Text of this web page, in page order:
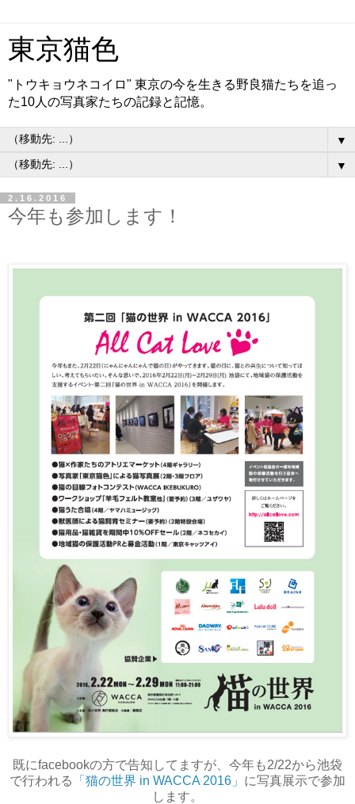
東京猫色
"トウキョウネコイロ" 東京の今を生きる野良猫たちを追っ
た10人の写真家たちの記録と記憶。
▼
▼
2.16.2016
今年も参加します！
既にfacebookの方で告知してますが、今年も2/22から池袋
で行われる
「猫の世界 in WACCA 2016」 に写真展示で参加
します。